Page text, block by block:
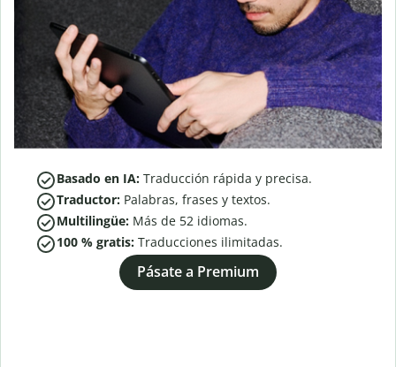
Basado en IA: Traducción rápida y precisa.
Traductor: Palabras, frases y textos.
Multilingüe: Más de 52 idiomas.
100 % gratis: Traducciones ilimitadas.
Pásate a Premium